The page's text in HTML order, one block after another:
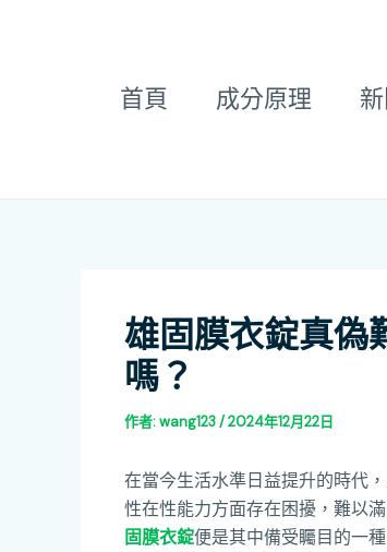
首頁 成分原理
雄固膜衣錠真偽
嗎？
作者:wang123/2024年12月22日
在當今生活水準日益提升的時代
性在性能力方面存在困擾，難以
固膜衣錠便是其中備受矚目的一